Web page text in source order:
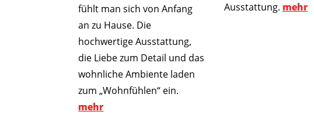
fühlt man sich von Anfang
an zu Hause. Die
hochwertige Ausstattung,
die Liebe zum Detail und das
wohnliche Ambiente laden
zum „Wohnfühlen“ ein.
mehr
Ausstattung. mehr